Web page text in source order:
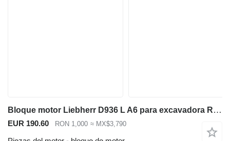
Bloque motor Liebherr D936 L A6 para excavadora R954 R964 A954 A9 bloque de motor para Liebherr R954 R964 A954 excavadora
EUR 190.60 RON 1,000 ≈ MX$3,790